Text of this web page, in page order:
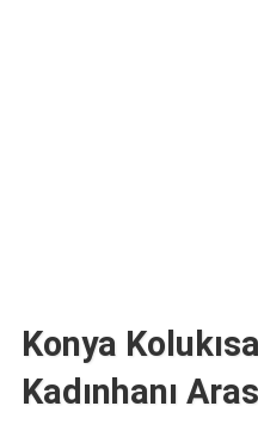
Konya
Kadınhanı